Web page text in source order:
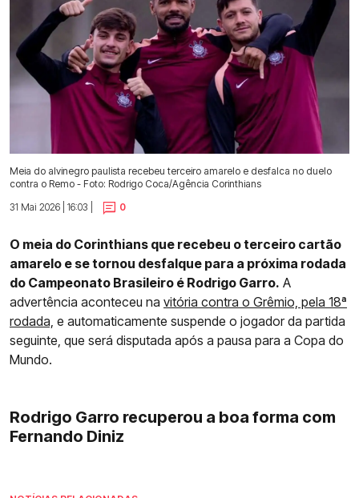
Meia do alvinegro paulista recebeu terceiro amarelo e desfalca no duelo
contra o Remo - Foto: Rodrigo Coca/Agência Corinthians
31 Mai 2026 | 16:03 |
0
O meia do Corinthians que recebeu o terceiro cartão
amarelo e se tornou desfalque para a próxima rodada
do Campeonato Brasileiro é Rodrigo Garro. A
advertência aconteceu na vitória contra o Grêmio, pela 18ª
rodada, e automaticamente suspende o jogador da partida
seguinte, que será disputada após a pausa para a Copa do
Mundo.
Rodrigo Garro recuperou a boa forma com
Fernando Diniz